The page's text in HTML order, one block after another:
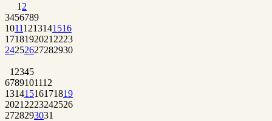
1 2
3456789
10111213141516
1718192021 2223
24252627282930
1 2345
6789101112
13141516171819
2021 2223242526
2728293031